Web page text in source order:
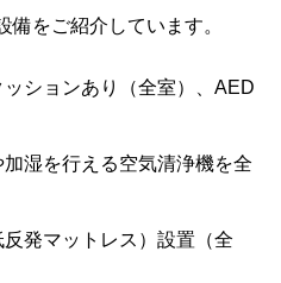
をご紹介しています。
ションあり（全室）、AED
湿を行える空気清浄機を全
発マットレス）設置（全